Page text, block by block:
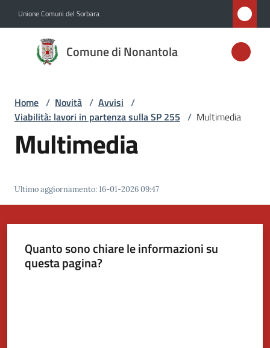
Unione Comuni del Sorbara
Comune di Nonantola
Comune di
Nonantola
Amministrazione
Novità
Menu selezionato
Vivere
Nonantola
Home / Novità / Avvisi /
Viabilità: lavori in partenza sulla SP 255 / Multimedia
Multimedia
Ultimo aggiornamento:16-01-2026 09:47
Quanto sono chiare le informazioni su
questa pagina?